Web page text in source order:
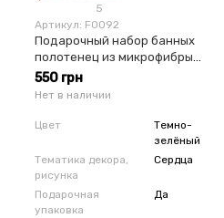
5
Артикул: F0092
Подарочный набор банных
полотенец из микрофибры
зеленый
550 грн
Нет в наличии
Цвет
Темно-
зелёный
Тематика декора,
рисунка
Сердца
Подарочная
упаковка
Да